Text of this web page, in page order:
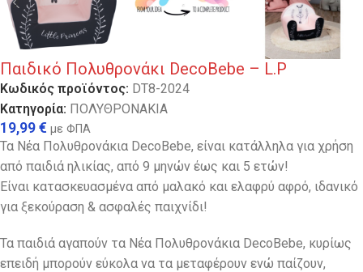
Παιδικό Πολυθρονάκι DecoBebe – L.P
Κωδικός προϊόντος: DT8-2024
Κατηγορία: ΠΟΛΥΘΡΟΝΑΚΙΑ
19,99€ με ΦΠΑ
Τα Νέα Πολυθρονάκια DecoBebe, είναι κατάλληλα για χρήση
από παιδιά ηλικίας, από 9 μηνών έως και 5 ετών!
Είναι κατασκευασμένα από μαλακό και ελαφρύ αφρό, ιδανικό
για ξεκούραση & ασφαλές παιχνίδι!
Τα παιδιά αγαπούν τα Νέα Πολυθρονάκια DecoBebe, κυρίως
επειδή μπορούν εύκολα να τα μεταφέρουν ενώ παίζουν,